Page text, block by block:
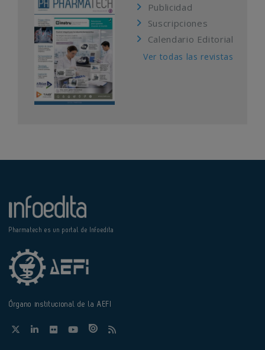
Publicidad
Suscripciones
Calendario Editorial
Ver todas las revistas
Pharmatech es un portal de Infoedita
Órgano institucional de la AEFI